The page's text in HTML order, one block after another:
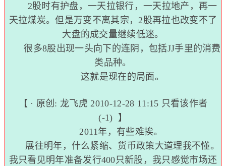
2股时有护盘，一天拉银行，一天拉地产，再一
天拉煤炭。但是万变不离其宗，2股再拉也改变不了
大盘的成交量继续低迷。
很多8股出现一头向下的连阴，包括JJ手里的消费
类品种。
这就是现在的局面。
【 · 原创: 龙飞虎 2010-12-28 11:15 只看该作者
(-1) 】
2011年，有些难挨。
展往明年，什么紧缩、货币政策大道理我不懂。
我只看见明年准备发行400只新股，我只感觉市场还